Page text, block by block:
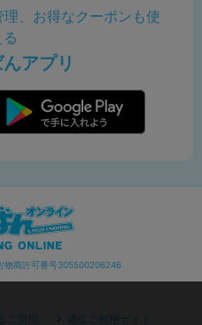
、お得なクーポンも使
る
アプリ
物商許可番号305500206246
ご質問 通販ご利用ガイド